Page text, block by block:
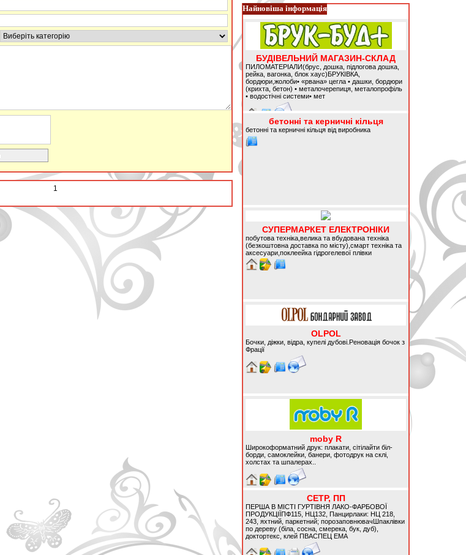
1
Найновіша інформація
БУДІВЕЛЬНИЙ МАГАЗИН-СКЛАД
ПИЛОМАТЕРІАЛИ(брус, дошка, підлогова дошка,
рейка, вагонка, блок хаус)БРУКІВКА,
бордюри,жолоби• «рвана» цегла • дашки, бордюри
(крихта, бетон) • металочерепиця, металопрофіль
• водостічні системи• мет
бетонні та керничні кільця
бетонні та керничні кільця від виробника
СУПЕРМАРКЕТ ЕЛЕКТРОНІКИ
побутова техніка,велика та вбудована техніка
(безкоштовна доставка по місту),смарт техніка та
аксесуари,поклеейка гідрогелевої плівки
OLPOL
Бочки, діжки, відра, купелі дубові.Реновація бочок з
Фрації
moby R
Широкоформатний друк: плакати, сітілайти біл-
борди, самоклейки, банери, фотодрук на склі,
холстах та шпалерах..
СЕТР, ПП
ПЕРША В МІСТІ ГУРТІВНЯ ЛАКО-ФАРБОВОЇ
ПРОДУКЦІЇПФ115, НЦ132, Панцирлаки: НЦ 218,
243, яхтний, паркетний; порозаповнювачШпаклівки
по дереву (біла, сосна, смерека, бук, дуб),
доктортекс, клей ПВАСПЕЦ ЕМА